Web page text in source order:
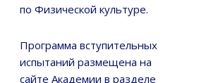
по Физической культуре.
Программа вступительных
испытаний размещена на
сайте Академии в разделе